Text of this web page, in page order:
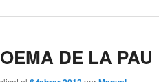
DE LA PAU